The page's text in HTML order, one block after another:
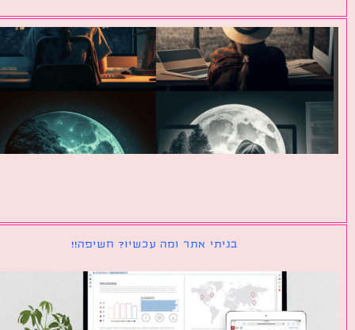
בניתי אתר ומה עכשיו? חשיפה!!